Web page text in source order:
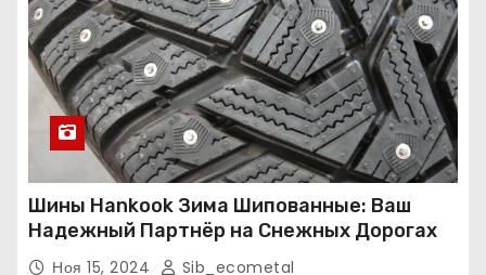
Шины Hankook Зима Шипованные: Ваш
Надежный Партнёр на Снежных Дорогах
Ноя 15, 2024 Sib_ecometal